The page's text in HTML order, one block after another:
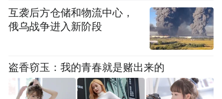
近。1995年互联网商业化，普通大众开始接
入互联网，同频的科技浪潮，带来了相似的
的一代》中描述的困境大抵相同。”胡泳谈
道。
互袭后方仓储和物流中心，
俄乌战争进入新阶段
盗香窃玉：我的青春就是赌出来的